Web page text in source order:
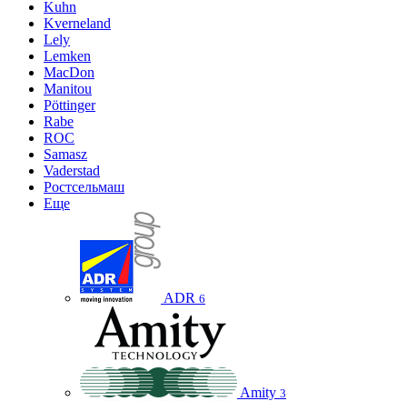
Kuhn
Kverneland
Lely
Lemken
MacDon
Manitou
Pöttinger
Rabe
ROC
Samasz
Vaderstad
Ростсельмаш
Еще
ADR 6
Amity 3